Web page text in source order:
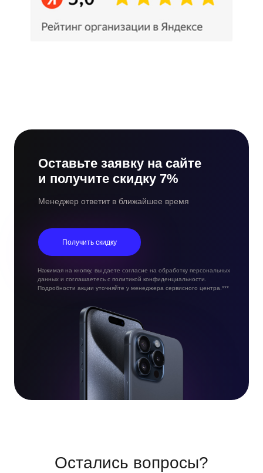
Оставьте заявку на сайте
и получите скидку 7%
Менеджер ответит в ближайшее время
Получить скидку
Нажимая на кнопку, вы даете согласие на обработку персональных
данных и соглашаетесь с политикой конфиденциальности.
Подробности акции уточняйте у менеджера сервисного центра.***
Остались вопросы?